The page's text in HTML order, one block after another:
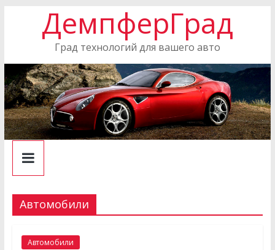
ДемпферГрад
Град технологий для вашего авто
Автомобили
Автомобили